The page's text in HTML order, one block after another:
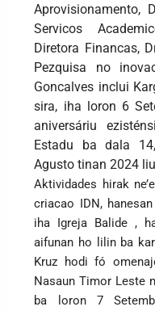
Aprovisionamento,
Servicos
Diretora Financas,
Pezquisa no
Goncalves inclui
sira, iha loron 6
aniversáriu
Estadu ba dala
Agusto tinan 2024
Aktividades hirak
criacao IDN,
iha Igreja Balide ,
aifunan ho lilin ba
Kruz hodi fó
Nasaun Timor Leste
ba loron 7